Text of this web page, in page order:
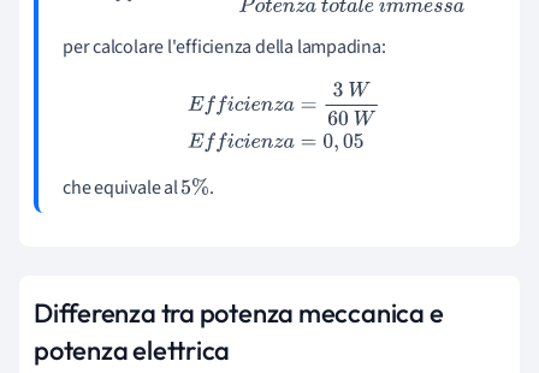
per calcolare l'efficienza della lampadina:
ienza=3W60W Eff cienza=
che equivale al5%.
Differenza tra potenza meccanica e
potenza elettrica